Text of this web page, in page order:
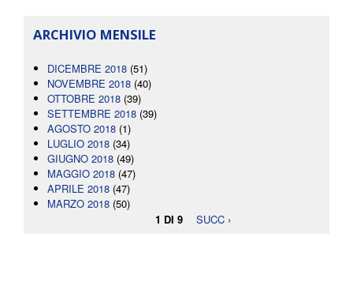
ARCHIVIO MENSILE
DICEMBRE 2018 (51)
NOVEMBRE 2018 (40)
OTTOBRE 2018 (39)
SETTEMBRE 2018 (39)
AGOSTO 2018 (1)
LUGLIO 2018 (34)
GIUGNO 2018 (49)
MAGGIO 2018 (47)
APRILE 2018 (47)
MARZO 2018 (50)
1 DI 9
SUCC ›